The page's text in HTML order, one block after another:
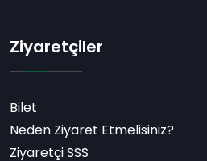
Ziyaretçiler
Bilet
Neden Ziyaret Etmelisiniz?
Ziyaretçi SSS